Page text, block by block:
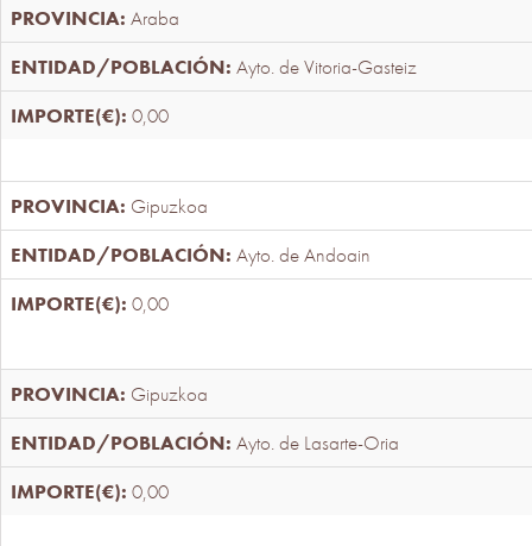
Araba
Ayto. de Vitoria-Gasteiz
0,00
Gipuzkoa
Ayto. de Andoain
0,00
Gipuzkoa
Ayto. de Lasarte-Oria
0,00